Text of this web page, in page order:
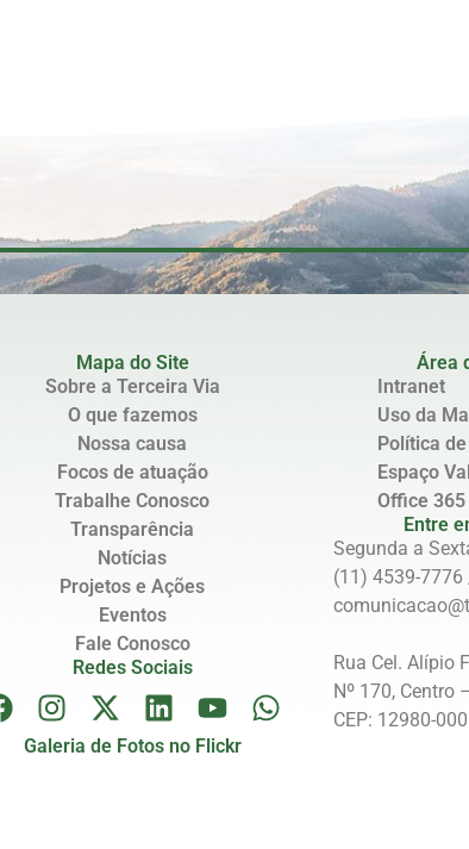
Mapa do Site
Sobre a Terceira Via
O que fazemos
Nossa causa
Focos de atuação
Trabalhe Conosco
Transparência
Notícias
Projetos e Ações
Eventos
Fale Conosco
Redes Sociais
Galeria de Fotos no Flickr
Área
Intranet
Uso da
Política
Espaço
Office 365
Entre
Segunda a
(11) 4539-
Rua Cel. Alípio
Nº 170,
CEP: 12980-000